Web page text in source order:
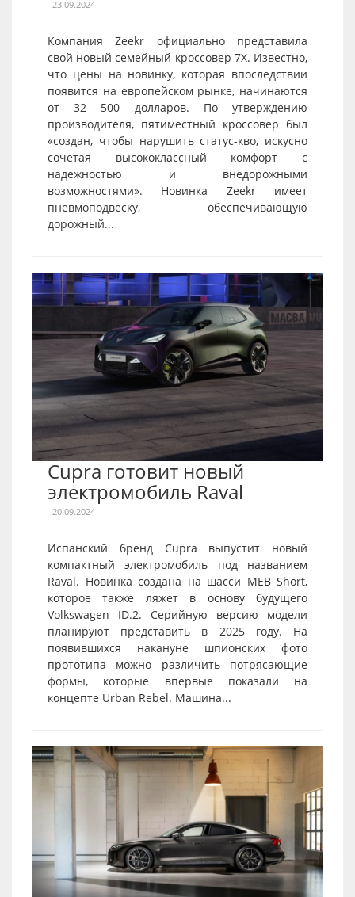
23.09.2024
Компания Zeekr официально представила
свой новый семейный кроссовер 7X. Известно,
что цены на новинку, которая впоследствии
появится на европейском рынке, начинаются
от 32 500 долларов. По утверждению
производителя, пятиместный кроссовер был
«создан, чтобы нарушить статус-кво, искусно
сочетая высококлассный комфорт с
надежностью и внедорожными
возможностями». Новинка Zeekr имеет
пневмоподвеску, обеспечивающую
дорожный...
Cupra готовит новый
электромобиль Raval
20.09.2024
Испанский бренд Cupra выпустит новый
компактный электромобиль под названием
Raval. Новинка создана на шасси MEB Short,
которое также ляжет в основу будущего
Volkswagen ID.2. Серийную версию модели
планируют представить в 2025 году. На
появившихся накануне шпионских фото
прототипа можно различить потрясающие
формы, которые впервые показали на
концепте Urban Rebel. Машина...